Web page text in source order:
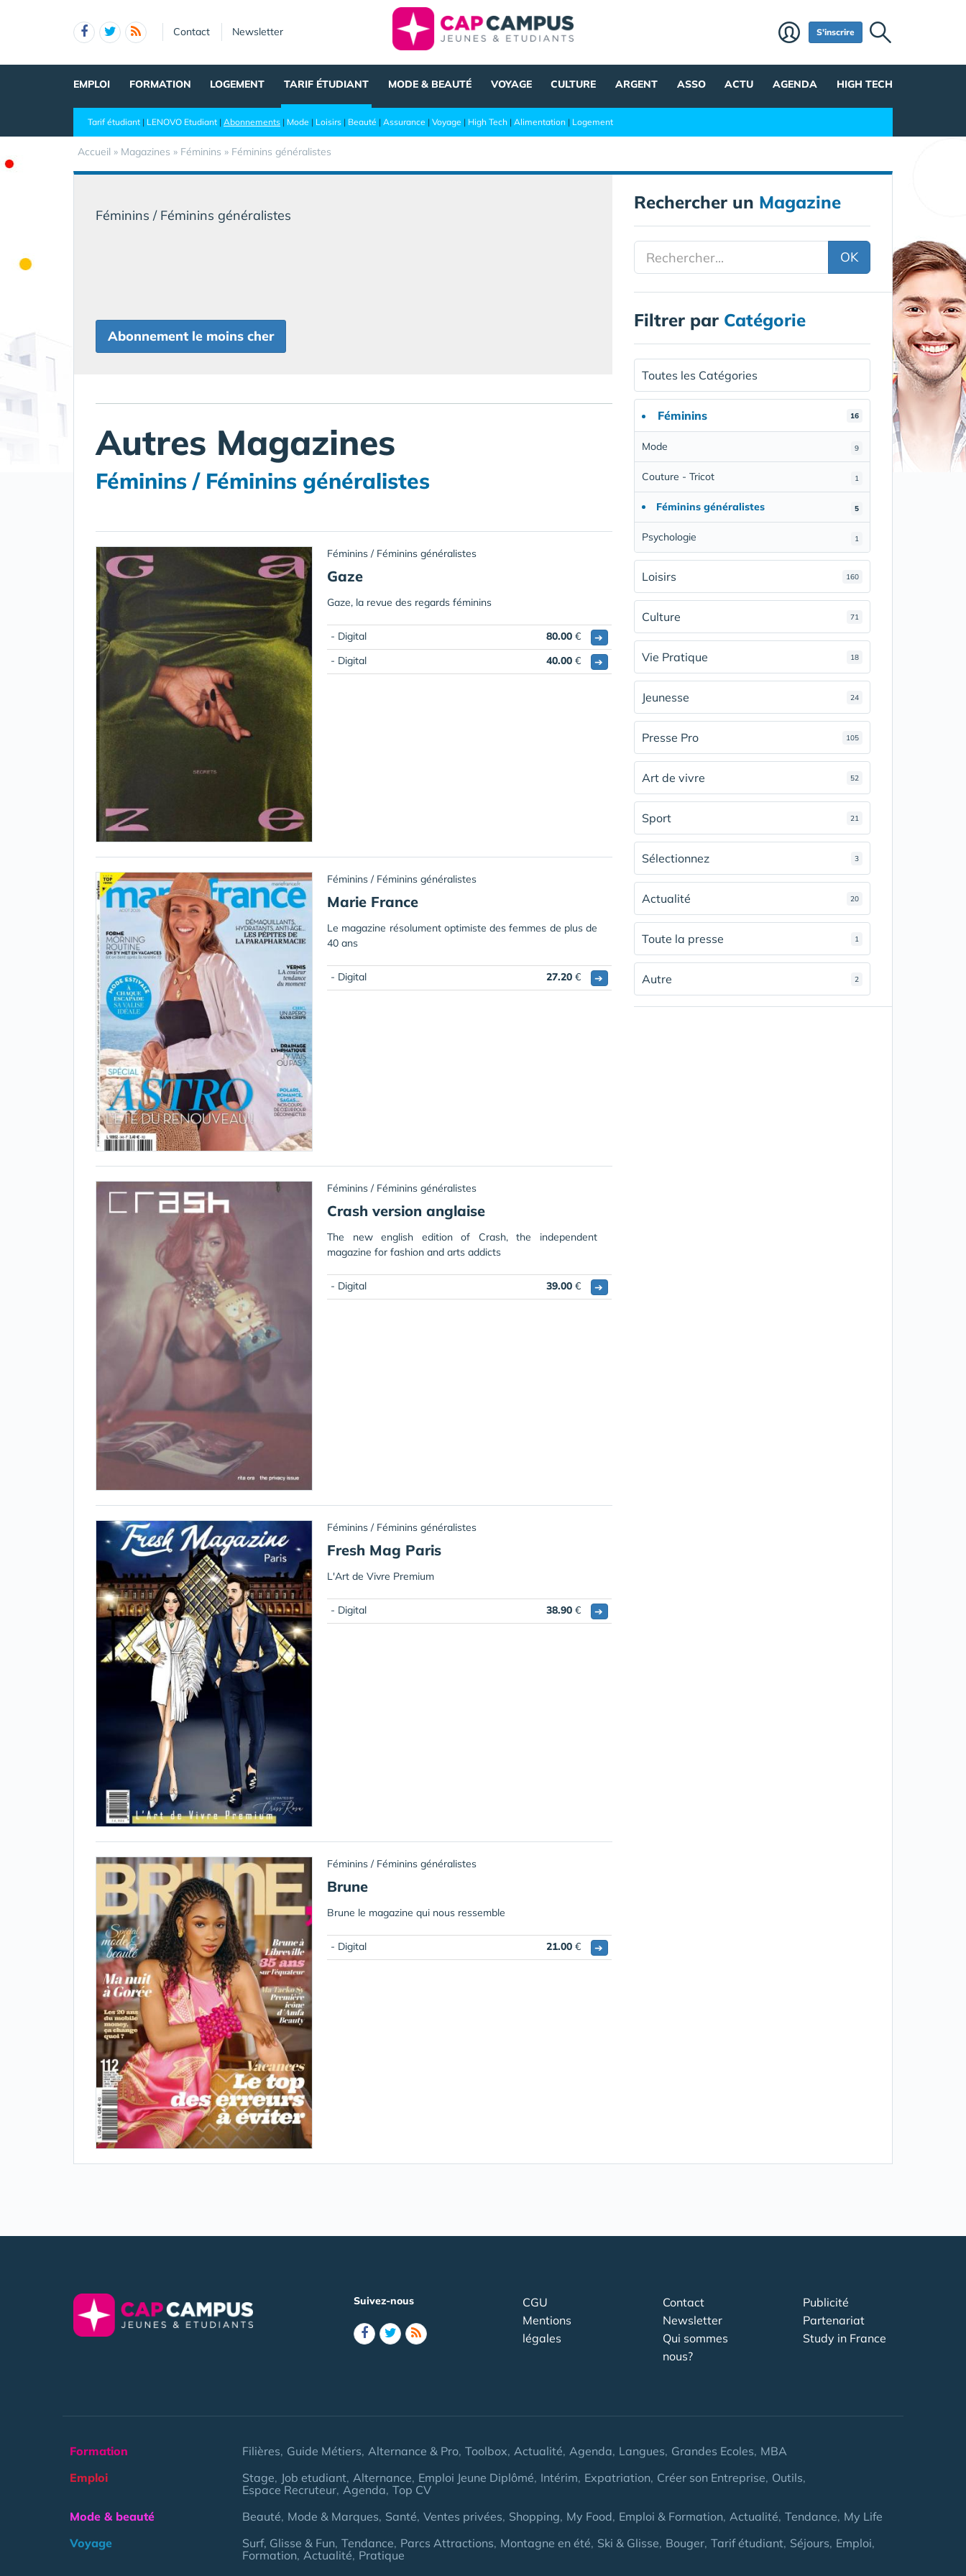
Contact Newsletter S'inscrire
EMPLOI FORMATION LOGEMENT TARIF ÉTUDIANT MODE & BEAUTÉ VOYAGE CULTURE ARGENT ASSO ACTU AGENDA HIGH TECH
Tarif étudiant | LENOVO Etudiant | Abonnements | Mode | Loisirs | Beauté | Assurance | Voyage | High Tech | Alimentation | Logement
Accueil » Magazines » Féminins » Féminins généralistes
Féminins / Féminins généralistes
Abonnement le moins cher
Autres Magazines
Féminins / Féminins généralistes
Féminins / Féminins généralistes
Gaze
Gaze, la revue des regards féminins
- Digital 80.00 €
➔
- Digital
40.00 € ➔
Féminins / Féminins généralistes
Marie France
Le magazine résolument optimiste des femmes de plus de
40 ans
- Digital 27.20 € ➔
Féminins / Féminins généralistes
Crash version anglaise
The new english edition of Crash, the independent
magazine for fashion and arts addicts
- Digital 39.00 € ➔
Féminins / Féminins généralistes
Fresh Mag Paris
L'Art de Vivre Premium
- Digital 38.90 € ➔
Féminins / Féminins généralistes
Brune
Brune le magazine qui nous ressemble
- Digital 21.00 € ➔
Rechercher un Magazine
OK
Filtrer par Catégorie
Toutes les Catégories
Féminins 16
Mode 9
Couture - Tricot 1
Féminins généralistes 5
Psychologie 1
Loisirs 160
Culture 71
Vie Pratique 18
Jeunesse 24
Presse Pro 105
Art de vivre 52
Sport 21
Sélectionnez 3
Actualité 20
Toute la presse 1
Autre 2
Suivez-nous
CGU
Mentions
légales
Contact
Newsletter
Qui sommes
nous?
Publicité
Partenariat
Study in France
Formation Filières Guide Métiers Alternance & Pro Toolbox Actualité Agenda Langues Grandes Ecoles MBA
Emploi
Stage Job etudiant Alternance Emploi Jeune Diplômé Intérim Expatriation Créer son Entreprise Outils
Espace Recruteur Agenda Top CV
Mode & beauté
Beauté Mode & Marques Santé Ventes privées Shopping My Food Emploi & Formation Actualité Tendance My Life
Voyage
Surf, Glisse & Fun Tendance Parcs Attractions Montagne en été Ski & Glisse Bouger Tarif étudiant Séjours Emploi
Formation Actualité Pratique